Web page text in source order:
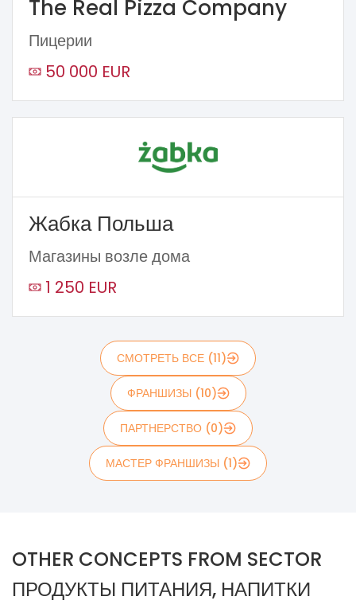
The Real Pizza Company
Пицерии
50 000 EUR
Жабка Польша
Магазины возле дома
1 250 EUR
СМОТРЕТЬ ВСЕ (11)
ФРАНШИЗЫ (10)
ПАРТНЕРСТВО (0)
МАСТЕР ФРАНШИЗЫ (1)
OTHER CONCEPTS FROM SECTOR
ПРОДУКТЫ ПИТАНИЯ, НАПИТКИ